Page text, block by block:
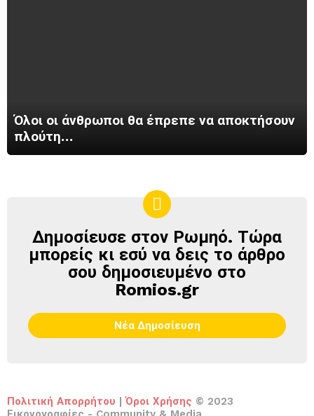
Όλοι οι άνθρωποι θα έπρεπε να αποκτήσουν
πλούτη…
ΔΗΜΟΣΊΕΥΣΕ
ΣΤΟΝ
ΡΩΜΗΌ
Δημοσίευσε στον Ρωμηό. Τώρα
μπορείς κι εσύ να δεις το άρθρο
σου δημοσιευμένο στο
Romios.gr
Νέα Δημοσίευση
Πολιτική Απορρήτου | Όροι Χρήσης © 2023